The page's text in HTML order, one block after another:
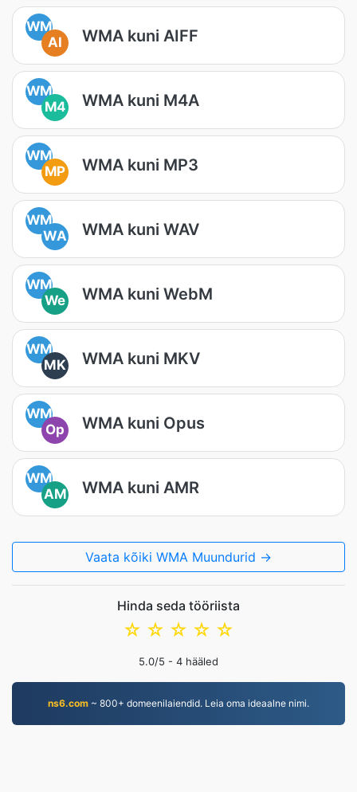
WM
AI
WMA kuni AIFF
WM
M4
WMA kuni M4A
WM
MP
WMA kuni MP3
WM
WA
WMA kuni WAV
WM
We
WMA kuni WebM
WM
MK
WMA kuni MKV
WM
Op
WMA kuni Opus
WM
AM
WMA kuni AMR
Vaata kõiki WMA Muundurid →
Hinda seda tööriista
☆
☆
☆
☆
☆
5.0/5 - 4 hääled
ns6.com ~ 800+ domeenilaiendid. Leia oma ideaalne nimi.